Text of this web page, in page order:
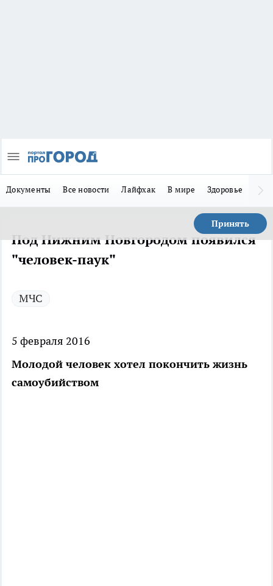
Документы Все новости Лайфхак В мире Здоровье
Принять
Под Нижним Новгородом появился
"человек-паук"
МЧС
5 февраля 2016
Молодой человек хотел покончить жизнь
самоубийством